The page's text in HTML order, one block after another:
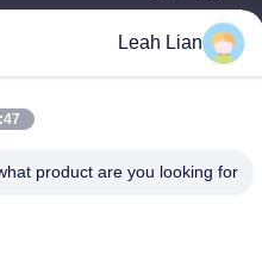
رقم 72، طريق يونغجون، قرية
Leah Lian
PM
product are you looking for?